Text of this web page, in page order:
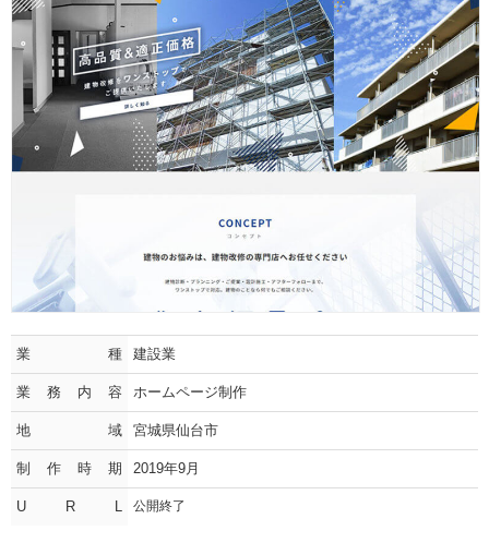
業種 建設業
業務内容 ホームページ制作
地域 宮城県仙台市
制作時期 2019年9月
U R L 公開終了